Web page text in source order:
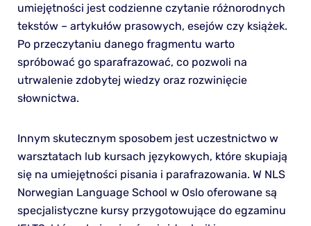
umiejętności jest codzienne czytanie różnorodnych
tekstów – artykułów prasowych, esejów czy książek.
Po przeczytaniu danego fragmentu warto
spróbować go sparafrazować, co pozwoli na
utrwalenie zdobytej wiedzy oraz rozwinięcie
słownictwa.
Innym skutecznym sposobem jest uczestnictwo w
warsztatach lub kursach językowych, które skupiają
się na umiejętności pisania i parafrazowania. W NLS
Norwegian Language School w Oslo oferowane są
specjalistyczne kursy przygotowujące do egzaminu